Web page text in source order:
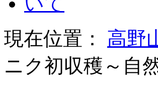
現在位置： 高野
ニク初収穫～自